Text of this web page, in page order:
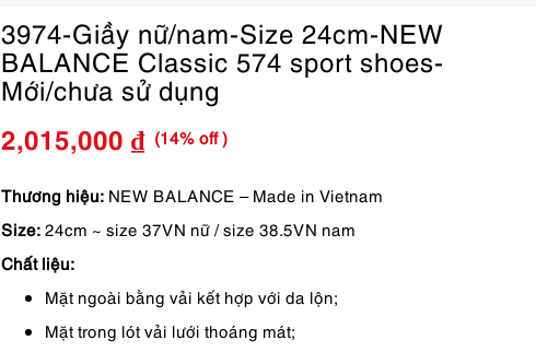
3974-Giầy nữ/nam-Size 24cm-NEW
BALANCE Classic 574 sport shoes-
Mới/chưa sử dụng
Giá
gốc
là:
2,015,000 ₫
Giá
hiện
tại
2,015,000 ₫.
(14% off )
Thương hiệu: NEW BALANCE – Made in Vietnam
Size: 24cm ~ size 37VN nữ / size 38.5VN nam
Chất liệu:
Mặt ngoài bằng vải kết hợp với da lộn;
Mặt trong lót vải lưới thoáng mát;